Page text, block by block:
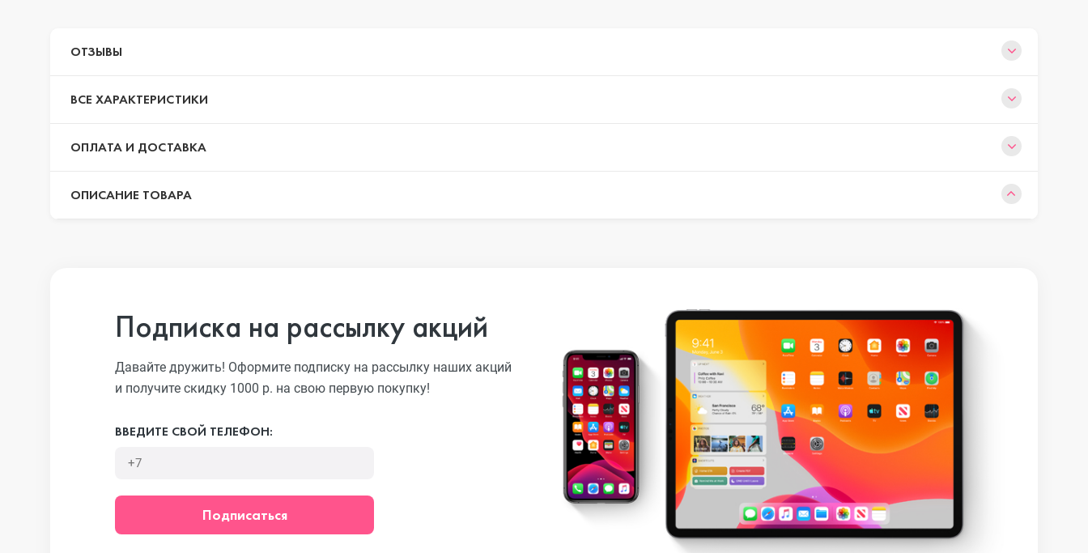
iPhone 13 Pro Max
iPhone 13
iPhone 13 mini
iPhone 12 Pro Max
ОТЗЫВЫ
ВСЕ ХАРАКТЕРИСТИКИ
ОПЛАТА И ДОСТАВКА
ОПИСАНИЕ ТОВАРА
Подписка на рассылку акций
Давайте дружить! Оформите подписку на рассылку наших акций
и получите скидку 1000 р. на свою первую покупку!
ВВЕДИТЕ СВОЙ ТЕЛЕФОН:
Подписаться